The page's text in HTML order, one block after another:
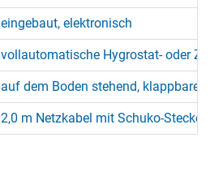
eingebaut, elektronisch
vollautomatische Hygrostat- oder
auf dem Boden stehend,
2,0 m Netzkabel mit Schuko-Stecker